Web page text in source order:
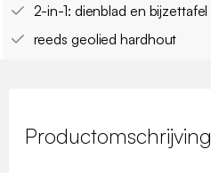
2-in-1: dienblad en bijzettafel
reeds geolied hardhout
Productomschrijving